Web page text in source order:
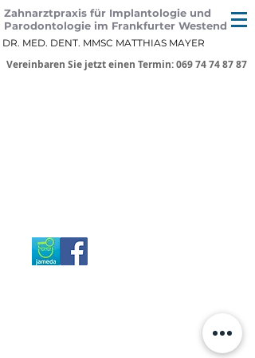
Zahnarztpraxis für Implantologie und
Parodontologie im Frankfurter Westend
DR. MED. DENT. MMSC MATTHIAS MAYER
Vereinbaren Sie jetzt einen Termin: 069 74 74 87 87